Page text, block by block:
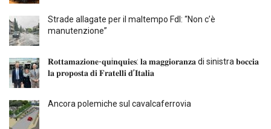
Strade allagate per il maltempo FdI: “Non c’è
manutenzione”
𝐑𝐨𝐭𝐭𝐚𝐦𝐚𝐳𝐢𝐨𝐧𝐞-𝐪𝐮i𝐧𝐪𝐮𝐢𝐞𝐬: 𝐥𝐚 𝐦𝐚𝐠𝐠𝐢𝐨𝐫𝐚𝐧𝐳𝐚 di sinistra 𝐛𝐨𝐜𝐜𝐢𝐚
𝐥𝐚 𝐩𝐫𝐨𝐩𝐨𝐬𝐭𝐚 𝐝𝐢 𝐅𝐫𝐚𝐭𝐞𝐥𝐥𝐢 𝐝’𝐈𝐭𝐚𝐥𝐢𝐚
Ancora polemiche sul cavalcaferrovia